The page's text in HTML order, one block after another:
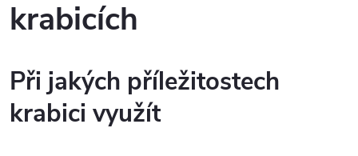
d
a
c
í
krabicích
Při jakých příležitostech
krabici využít